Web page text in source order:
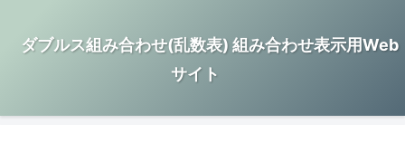
ダブルス組み合わせ(乱数表) 組み合わせ表示用Web
サイト